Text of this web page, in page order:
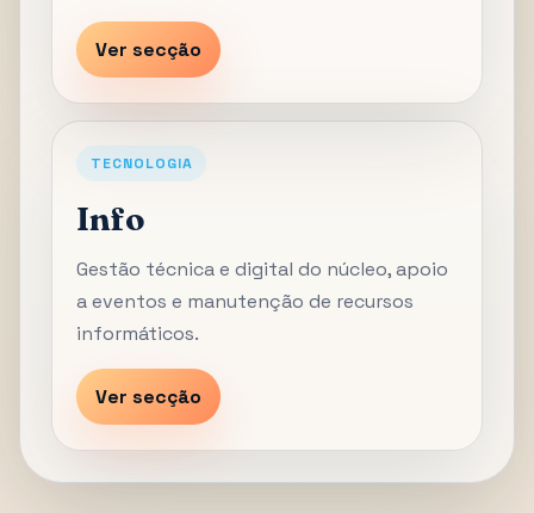
Ver secção
TECNOLOGIA
Info
Gestão técnica e digital do núcleo, apoio
a eventos e manutenção de recursos
informáticos.
Ver secção